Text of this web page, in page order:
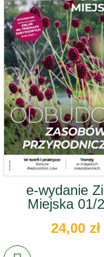
e-wydanie
Miejska 01/
24,00 zł